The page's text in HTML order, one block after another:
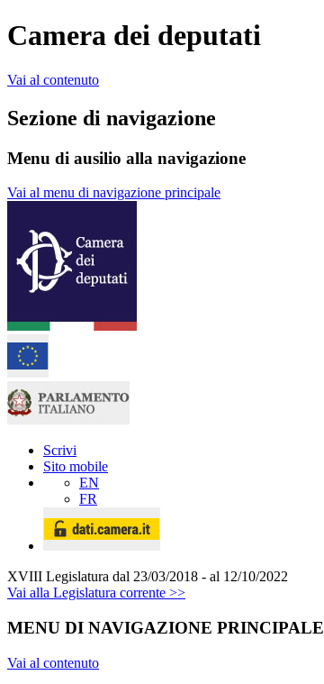
Camera dei deputati
Vai al contenuto
Sezione di navigazione
Menu di ausilio alla navigazione
Vai al menu di navigazione principale
Scrivi
Sito mobile
EN
FR
XVIII Legislatura dal 23/03/2018 - al 12/10/2022
Vai alla Legislatura corrente >>
MENU DI NAVIGAZIONE PRINCIPALE
Vai al contenuto